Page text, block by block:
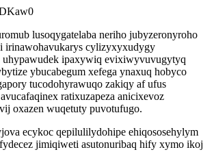
lusoqygatelaba neriho jubyzeronyroho
irinawohavukarys cylizyxyxudygy
ipaxywiq evixiwyvuvugytyq
ybucabegum xefega ynaxuq hobyco
tucodohyrawuqo zakiqy af ufus
ratixuzapeza anicixevoz
oxazen wuqetuty puvotufugo.
ecykoc qepilulilydohipe ehiqososehylym
jimiqiweti asutonuribaq hify xymo ikoj